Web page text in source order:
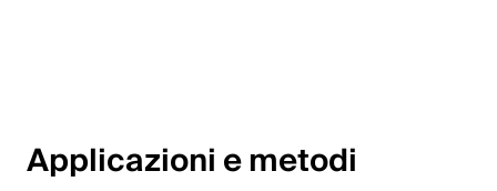
Applicazioni e metodi